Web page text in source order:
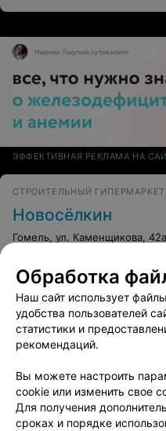
ЭФФЕКТИВНАЯ РЕКЛАМА НА
СТРОИТЕЛЬНЫЙ ГИПЕРМАРКЕТ
Новосёлкин
Гомель, ул. Каменщикова, 42а
Вам будет интересно
Гипермаркеты в районе
Обработка
Наш сайт использует
удобства пользователей
статистики и
рекомендаций.
Вы можете настроить
cookie или изменить свое
Для получения
сроках и порядке